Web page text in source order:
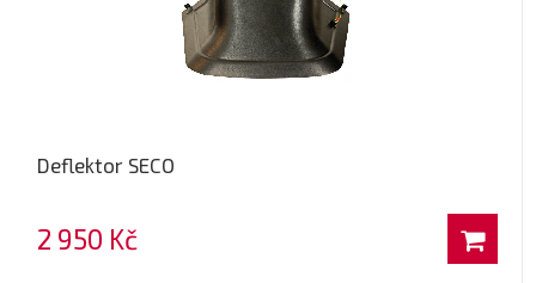
Deflektor SECO
2 950 Kč